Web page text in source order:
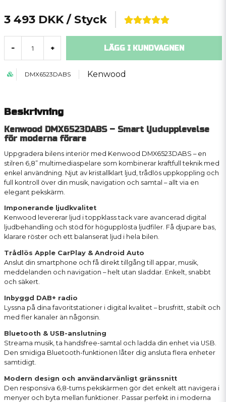
3 493 DKK / Styck
- + LÄGG I KUNDVAGNEN
DMX6523DABS Kenwood
Beskrivning
Kenwood DMX6523DABS – Smart ljudupplevelse
för moderna förare
Uppgradera bilens interiör med Kenwood DMX6523DABS – en
stilren 6,8” multimediaspelare som kombinerar kraftfull teknik med
enkel användning. Njut av kristallklart ljud, trådlös uppkoppling och
full kontroll över din musik, navigation och samtal – allt via en
elegant pekskärm.
Imponerande ljudkvalitet
Kenwood levererar ljud i toppklass tack vare avancerad digital
ljudbehandling och stöd för högupplösta ljudfiler. Få djupare bas,
klarare röster och ett balanserat ljud i hela bilen.
Trådlös Apple CarPlay & Android Auto
Anslut din smartphone och få direkt tillgång till appar, musik,
meddelanden och navigation – helt utan sladdar. Enkelt, snabbt
och säkert.
Inbyggd DAB+ radio
Lyssna på dina favoritstationer i digital kvalitet – brusfritt, stabilt och
med fler kanaler än någonsin.
Bluetooth & USB-anslutning
Streama musik, ta handsfree-samtal och ladda din enhet via USB.
Den smidiga Bluetooth-funktionen låter dig ansluta flera enheter
samtidigt.
Modern design och användarvänligt gränssnitt
Den responsiva 6,8-tums pekskärmen gör det enkelt att navigera i
menyer och byta mellan funktioner. Passar perfekt in i moderna